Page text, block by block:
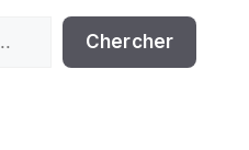
Chercher